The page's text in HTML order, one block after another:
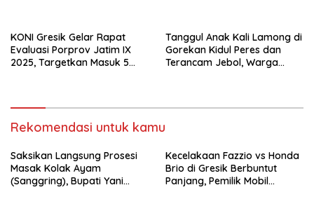
KONI Gresik Gelar Rapat
Evaluasi Porprov Jatim IX
2025, Targetkan Masuk 5
Tanggul Anak Kali Lamong di
Gorekan Kidul Peres dan
Terancam Jebol, Warga
Rekomendasi untuk kamu
Saksikan Langsung Prosesi
Masak Kolak Ayam
(Sanggring), Bupati Yani
Kecelakaan Fazzio vs Honda
Brio di Gresik Berbuntut
Panjang, Pemilik Mobil